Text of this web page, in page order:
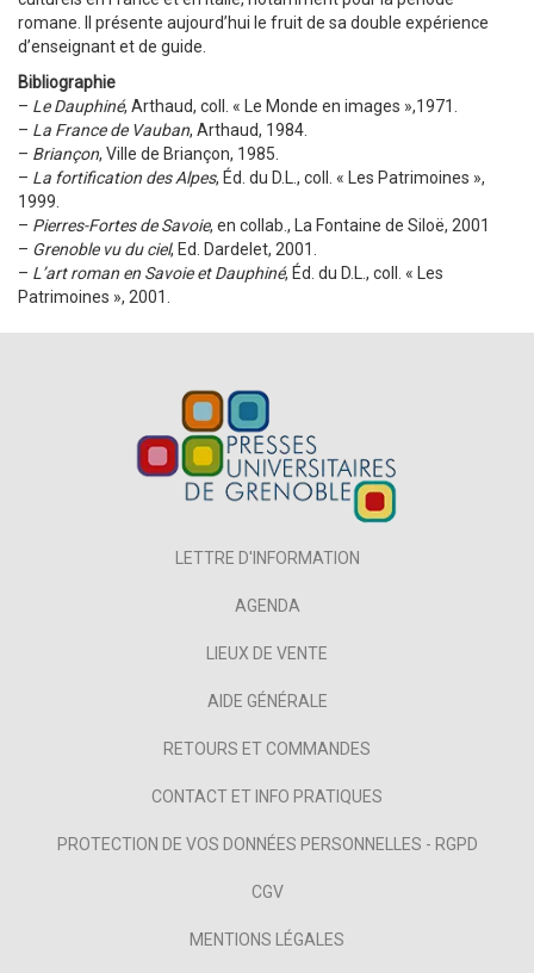
romane. Il présente aujourd’hui le fruit de sa double expérience
d’enseignant et de guide.
Bibliographie
– Le Dauphiné, Arthaud, coll. « Le Monde en images »,1971.
– La France de Vauban, Arthaud, 1984.
– Briançon, Ville de Briançon, 1985.
– La fortification des Alpes, Éd. du D.L., coll. « Les Patrimoines »,
1999.
– Pierres-Fortes de Savoie, en collab., La Fontaine de Siloë, 2001
– Grenoble vu du ciel, Ed. Dardelet, 2001.
– L’art roman en Savoie et Dauphiné, Éd. du D.L., coll. « Les
Patrimoines », 2001.
LETTRE D'INFORMATION
AGENDA
LIEUX DE VENTE
AIDE GÉNÉRALE
RETOURS ET COMMANDES
CONTACT ET INFO PRATIQUES
PROTECTION DE VOS DONNÉES PERSONNELLES - RGPD
CGV
MENTIONS LÉGALES